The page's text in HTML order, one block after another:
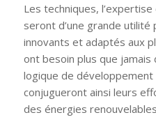
Les techniques,
seront d’une grande
innovants et adaptés aux
ont besoin plus que jamais
logique de développement
conjugueront ainsi leurs
des énergies